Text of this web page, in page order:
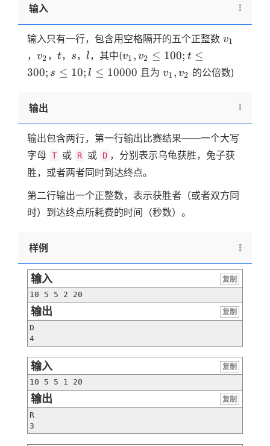
输入
输入只有一行，包含用空格隔开的五个正整数 v_1
v1
， v_2
v2 ， t
t， s
s， l
l，其中(v_1,v_2
\le
\le 10;l
\le
10000
v1 , v2 ≤ 100; t ≤
300; s ≤ 10; l ≤ 10000 且为v_1,v_2
v1 , v2 的公倍数)
输出
输出包含两行，第一行输出比赛结果——一个大写
字母
T 或 R 或 D ，分别表示乌龟获胜，兔子获
胜，或者两者同时到达终点。
第二行输出一个正整数，表示获胜者（或者双方同
时）到达终点所耗费的时间（秒数）。
样例
输入
复制
10 5 5 2 20
输出
复制
D
4
输入
复制
10 5 5 1 20
输出
复制
R
3